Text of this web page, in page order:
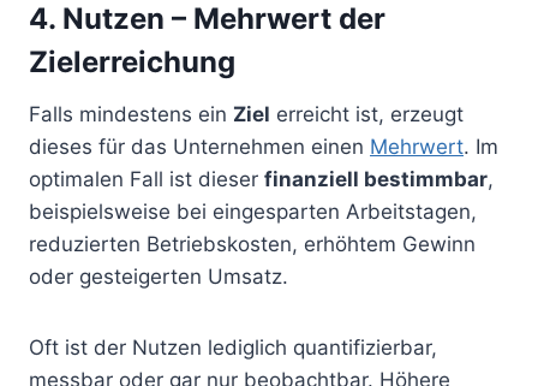
4. Nutzen – Mehrwert der
Zielerreichung
Falls mindestens ein Ziel erreicht ist, erzeugt
dieses für das Unternehmen einen Mehrwert. Im
optimalen Fall ist dieser finanziell bestimmbar,
beispielsweise bei eingesparten Arbeitstagen,
reduzierten Betriebskosten, erhöhtem Gewinn
oder gesteigerten Umsatz.
Oft ist der Nutzen lediglich quantifizierbar,
messbar oder gar nur beobachtbar. Höhere